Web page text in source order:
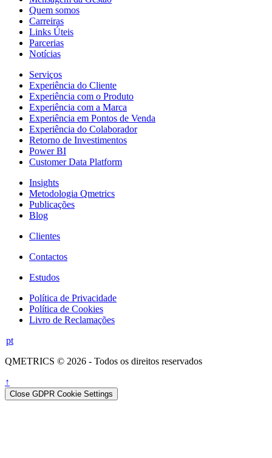
Quem somos
Carreiras
Links Úteis
Parcerias
Notícias
Serviços
Experiência do Cliente
Experiência com o Produto
Experiência com a Marca
Experiência em Pontos de Venda
Experiência do Colaborador
Retorno de Investimentos
Power BI
Customer Data Platform
Insights
Metodologia Qmetrics
Publicações
Blog
Clientes
Contactos
Estudos
Política de Privacidade
Política de Cookies
Livro de Reclamações
pt
QMETRICS © 2026 - Todos os direitos reservados
↑
Close GDPR Cookie Settings